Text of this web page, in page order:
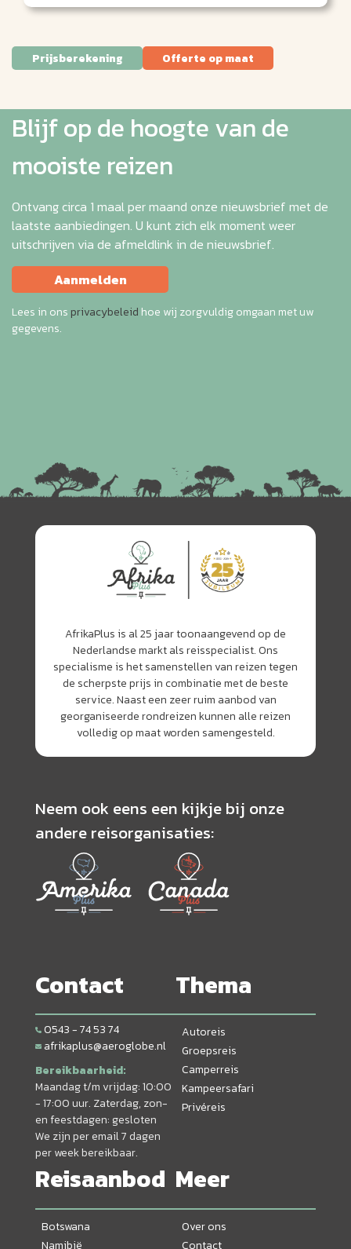
Prijsberekening Offerte op maat
Blijf op de hoogte van de
mooiste reizen
Ontvang circa 1 maal per maand onze nieuwsbrief met de
laatste aanbiedingen. U kunt zich elk moment weer
uitschrijven via de afmeldlink in de nieuwsbrief.
Aanmelden
Lees in ons privacybeleid hoe wij zorgvuldig omgaan met uw
gegevens.
AfrikaPlus is al 25 jaar toonaangevend op de
Nederlandse markt als reisspecialist. Ons
specialisme is het samenstellen van reizen tegen
de scherpste prijs in combinatie met de beste
service. Naast een zeer ruim aanbod van
georganiseerde rondreizen kunnen alle reizen
volledig op maat worden samengesteld.
Neem ook eens een kijkje bij onze
andere reisorganisaties:
Contact
0543 - 74 53 74
afrikaplus@aeroglobe.nl
Bereikbaarheid:
Maandag t/m vrijdag: 10:00
- 17:00 uur. Zaterdag, zon-
en feestdagen: gesloten
We zijn per email 7 dagen
per week bereikbaar.
Thema
Autoreis
Groepsreis
Camperreis
Kampeersafari
Privéreis
Reisaanbod
Botswana
Namibië
Meer
Over ons
Contact